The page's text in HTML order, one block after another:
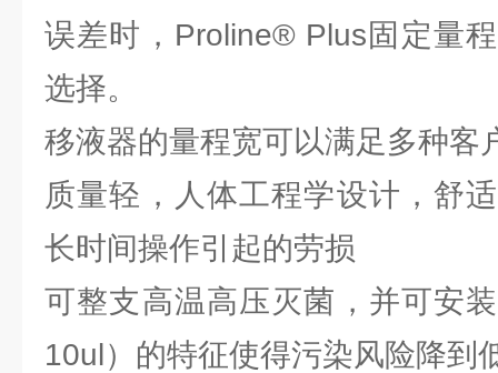
误差时，Proline® Plus固定量
选择。
移液器的量程宽可以满足多种客
质量轻，人体工程学设计，舒
长时间操作引起的劳损
可整支高温高压灭菌，并可安
10ul）的特征使得污染风险降到